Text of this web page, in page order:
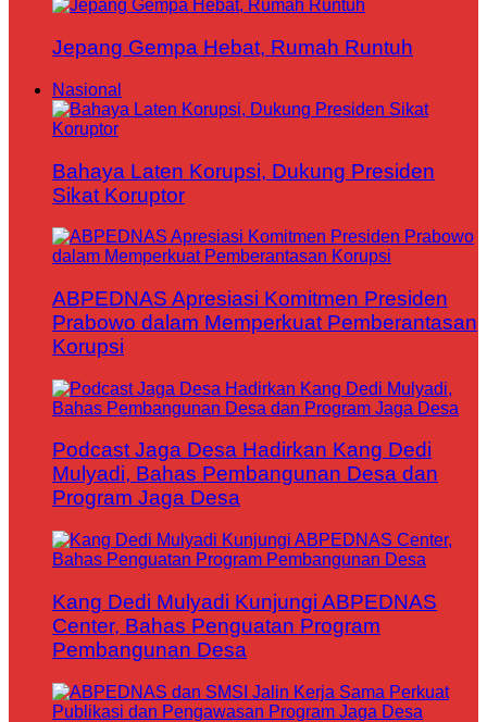
Jepang Gempa Hebat, Rumah Runtuh
Nasional
Bahaya Laten Korupsi, Dukung Presiden
Sikat Koruptor
ABPEDNAS Apresiasi Komitmen Presiden
Prabowo dalam Memperkuat Pemberantasan
Korupsi
Podcast Jaga Desa Hadirkan Kang Dedi
Mulyadi, Bahas Pembangunan Desa dan
Program Jaga Desa
Kang Dedi Mulyadi Kunjungi ABPEDNAS
Center, Bahas Penguatan Program
Pembangunan Desa